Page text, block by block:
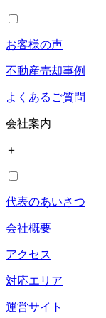
お客様の声
不動産売却事例
よくあるご質問
会社案内
＋
代表のあいさつ
会社概要
アクセス
対応エリア
運営サイト